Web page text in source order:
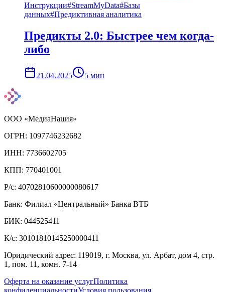
Инструкции#StreamMyData#Базы
данных#Предиктивная аналитика
Предикты 2.0: Быстрее чем когда-
либо
21.04.2025 5 мин
ООО «МедиаНация»
ОГРН: 1097746232682
ИНН: 7736602705
КПП: 770401001
Р/с: 40702810600000080617
Банк: Филиал «Центральный» Банка ВТБ
БИК: 044525411
К/с: 30101810145250000411
Юридический адрес: 119019, г. Москва, ул. Арбат, дом 4, стр.
1, пом. 11, комн. 7-14
Оферта на оказание услугПолитика
конфиденциальностиУсловия пользования